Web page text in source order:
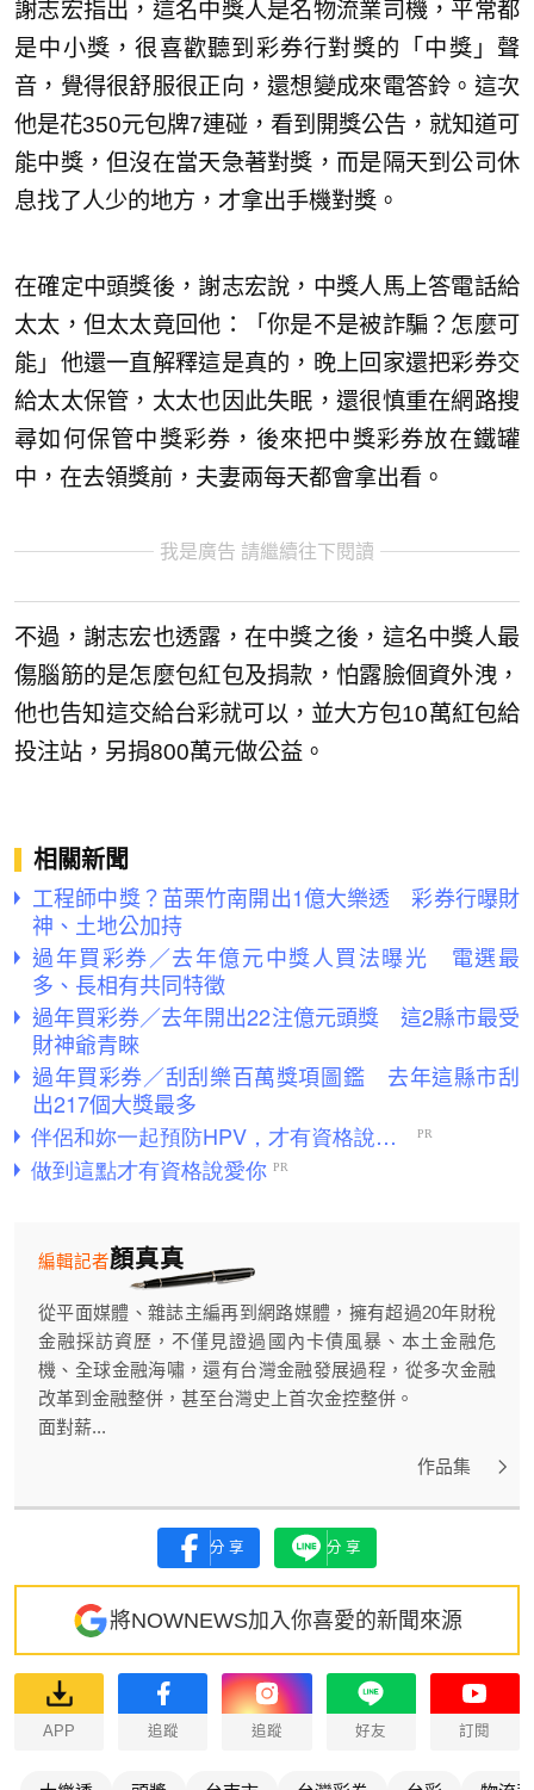
謝志宏指出，這名中獎人是名物流業司機，平常都
是中小獎，很喜歡聽到彩券行對獎的「中獎」聲
音，覺得很舒服很正向，還想變成來電答鈴。這次
他是花350元包牌7連碰，看到開獎公告，就知道可
能中獎，但沒在當天急著對獎，而是隔天到公司休
息找了人少的地方，才拿出手機對獎。
在確定中頭獎後，謝志宏說，中獎人馬上答電話給
太太，但太太竟回他：「你是不是被詐騙？怎麼可
能」他還一直解釋這是真的，晚上回家還把彩券交
給太太保管，太太也因此失眠，還很慎重在網路搜
尋如何保管中獎彩券，後來把中獎彩券放在鐵罐
中，在去領獎前，夫妻兩每天都會拿出看。
我是廣告 請繼續往下閱讀
不過，謝志宏也透露，在中獎之後，這名中獎人最
傷腦筋的是怎麼包紅包及捐款，怕露臉個資外洩，
他也告知這交給台彩就可以，並大方包10萬紅包給
投注站，另捐800萬元做公益。
相關新聞
工程師中獎？苗栗竹南開出1億大樂透 彩券行曝財
神、土地公加持
過年買彩券／去年億元中獎人買法曝光 電選最
多、長相有共同特徵
過年買彩券／去年開出22注億元頭獎 這2縣市最受
財神爺青睞
過年買彩券／刮刮樂百萬獎項圖鑑 去年這縣市刮
出217個大獎最多
顏真真
編輯記者
從平面媒體、雜誌主編再到網路媒體，擁有超過20年財稅
金融採訪資歷，不僅見證過國內卡債風暴、本土金融危
機、全球金融海嘯，還有台灣金融發展過程，從多次金融
改革到金融整併，甚至台灣史上首次金控整併。
面對薪...
作品集
分享 分享
將NOWNEWS加入你喜愛的新聞來源
APP 追蹤 追蹤 好友 訂閱